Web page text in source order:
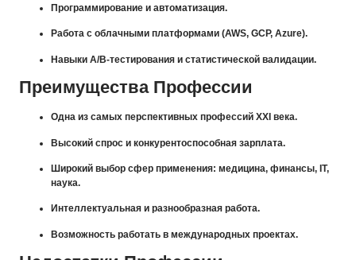
Программирование и автоматизация.
Работа с облачными платформами (AWS, GCP, Azure).
Навыки A/B-тестирования и статистической валидации.
Преимущества Профессии
Одна из самых перспективных профессий XXI века.
Высокий спрос и конкурентоспособная зарплата.
Широкий выбор сфер применения: медицина, финансы, IT,
наука.
Интеллектуальная и разнообразная работа.
Возможность работать в международных проектах.